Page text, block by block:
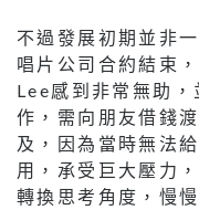
不過發展初期並非
唱片公司合約結束
Lee感到非常無助
作，需向朋友借錢
及，因為當時無法
用，承受巨大壓力
轉換思考角度，慢